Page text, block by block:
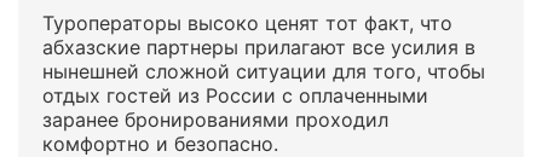
Туроператоры высоко ценят тот факт, что
абхазские партнеры прилагают все усилия в
нынешней сложной ситуации для того, чтобы
отдых гостей из России с оплаченными
заранее бронированиями проходил
комфортно и безопасно.